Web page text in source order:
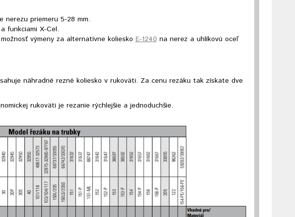
nerezu priemeru 5-28 mm.
funkciami X-Cel.
výmeny za alternatívne koliesko E-1240 na nerez a uhlíkovú oceľ
náhradné rezné koliesko v rukoväti. Za cenu rezáku tak získate dve
rukoväti je rezanie rýchlejšie a jednoduchšie.